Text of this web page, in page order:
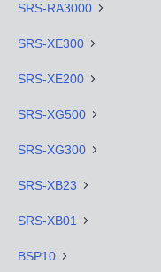
SRS-RA3000
SRS-XE300
SRS-XE200
SRS-XG500
SRS-XG300
SRS-XB23
SRS-XB01
BSP10